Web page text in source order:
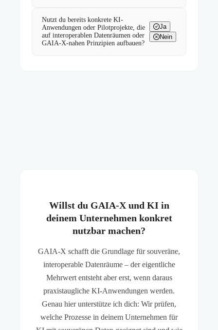
Nutzt du bereits konkrete KI-
Anwendungen oder Pilotprojekte, die
auf interoperablen Datenräumen oder
GAIA-X-nahen Prinzipien aufbauen?
Ja
Nein
Willst du GAIA-X und KI in
deinem Unternehmen konkret
nutzbar machen?
GAIA-X schafft die Grundlage für souveräne,
interoperable Datenräume – der eigentliche
Mehrwert entsteht aber erst, wenn daraus
praxistaugliche KI-Anwendungen werden.
Genau hier unterstütze ich dich: Wir prüfen,
welche Prozesse in deinem Unternehmen für